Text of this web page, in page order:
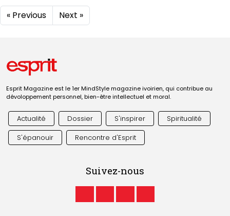
« Previous Next »
Esprit Magazine est le 1er MindStyle magazine ivoirien, qui contribue au
dévoloppement personnel, bien-être intellectuel et moral.
Actualité Dossier S'inspirer
Spiritualité
S'épanouir
Rencontre d'Esprit
Suivez-nous